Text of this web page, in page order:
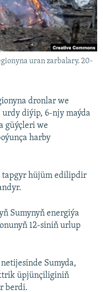
uran zarbalary. 20-
dronlar we
diýip, 6-njy maýda
güýçleri we
harby
tapgyr hüjüm edilipdir
Sumynyň energiýa
12-siniň urlup
Sumyda,
üpjünçiliginiň
berdi.